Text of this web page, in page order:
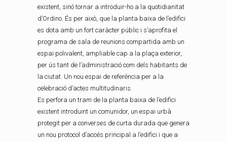
existent, sinó tornar a introduir-ho a la quotidianitat
d’Ordino. És per això, que la planta baixa de l’edifici
es dota amb un fort caràcter públic i s’aprofita el
programa de sala de reunions compartida amb un
espai polivalent, ampliable cap a la plaça exterior,
per ús tant de l’administració com dels habitants de
la ciutat. Un nou espai de referència per a la
celebració d’actes multitudinaris.
Es perfora un tram de la planta baixa de l’edifici
existent introduint un comunidor, un espai urbà
protegit per a converses de curta durada que genera
un nou protocol d’accés principal a l’edifici i que a